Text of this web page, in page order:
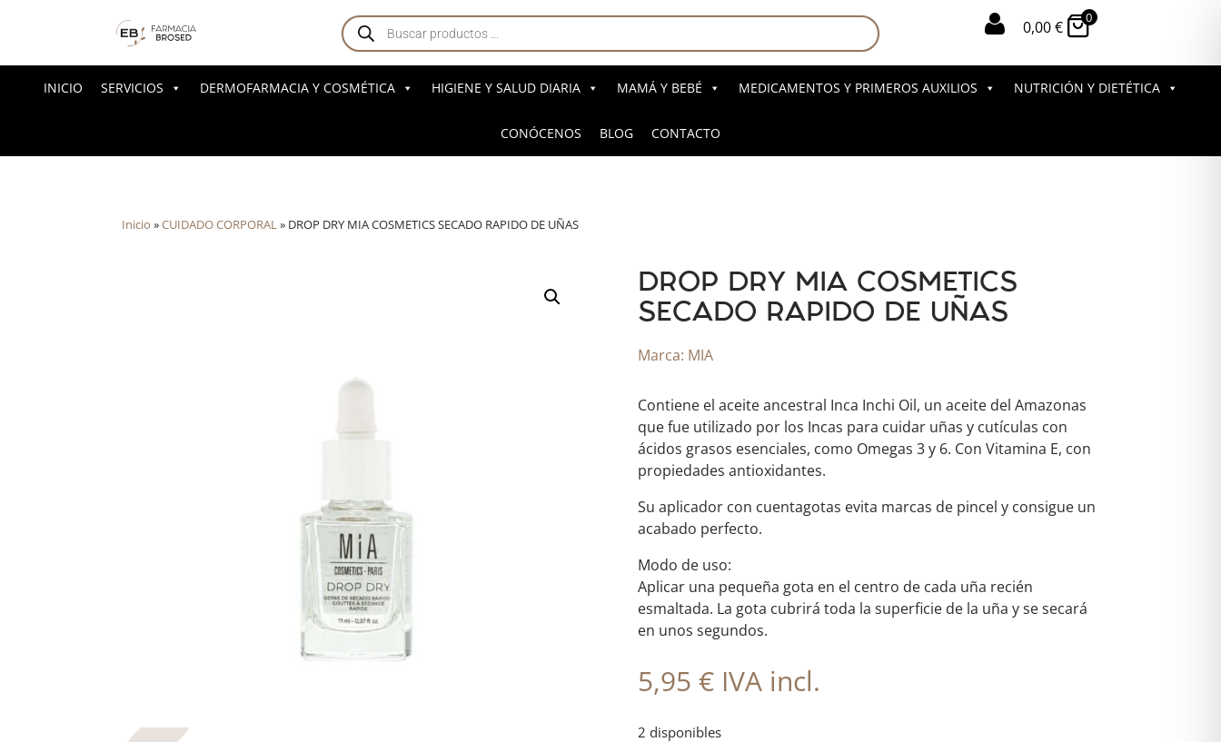
Búsqueda
de
productos
 0,00€
0
INICIO SERVICIOS DERMOFARMACIA Y COSMÉTICA HIGIENE Y SALUD DIARIA MAMÁ Y BEBÉ MEDICAMENTOS Y PRIMEROS AUXILIOS NUTRICIÓN Y DIETÉTICA
CONÓCENOS BLOG CONTACTO
Inicio »CUIDADO CORPORAL» DROP DRY MIA COSMETICS SECADO RAPIDO DE UÑAS
DROP DRY MIA COSMETICS
SECADO RAPIDO DE UÑAS
Marca: MIA
Contiene el aceite ancestral Inca Inchi Oil, un aceite del Amazonas
que fue utilizado por los Incas para cuidar uñas y cutículas con
ácidos grasos esenciales, como Omegas 3 y 6. Con Vitamina E, con
propiedades antioxidantes.
Su aplicador con cuentagotas evita marcas de pincel y consigue un
acabado perfecto.
Modo de uso:
Aplicar una pequeña gota en el centro de cada uña recién
esmaltada. La gota cubrirá toda la superficie de la uña y se secará
en unos segundos.
5,95 € IVA incl.
2 disponibles